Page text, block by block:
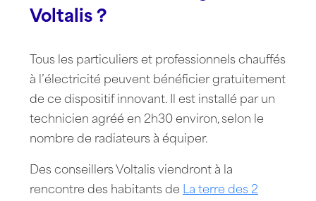
Voltalis ?
Tous les particuliers et professionnels chauffés
à l’électricité peuvent bénéficier gratuitement
de ce dispositif innovant. Il est installé par un
technicien agréé en 2h30 environ, selon le
nombre de radiateurs à équiper.
Des conseillers Voltalis viendront à la
rencontre des habitants de La terre des 2